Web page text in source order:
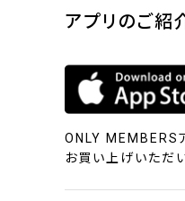
アプリのご紹
ONLY MEMBERS
お買い上げいただ